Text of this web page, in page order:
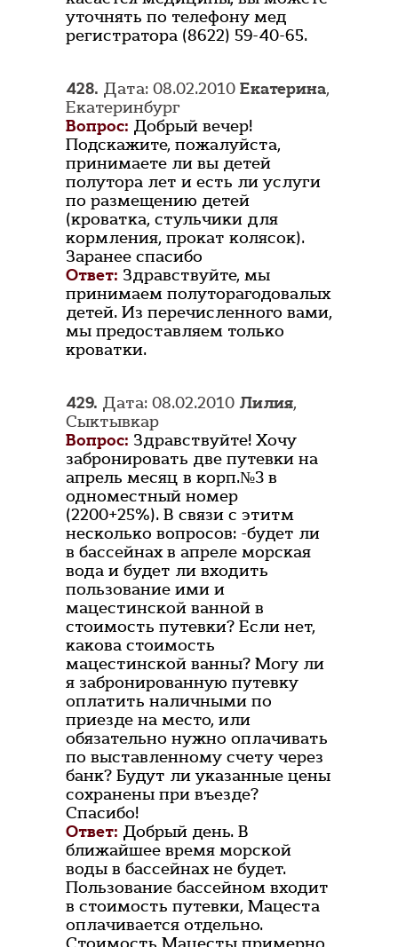
уточнять по телефону мед
регистратора (8622) 59-40-65.
428. Дата: 08.02.2010 Екатерина,
Екатеринбург
Вопрос: Добрый вечер!
Подскажите, пожалуйста,
принимаете ли вы детей
полутора лет и есть ли услуги
по размещению детей
(кроватка, стульчики для
кормления, прокат колясок).
Заранее спасибо
Ответ: Здравствуйте, мы
принимаем полуторагодовалых
детей. Из перечисленного вами,
мы предоставляем только
кроватки.
429. Дата: 08.02.2010 Лилия,
Сыктывкар
Вопрос: Здравствуйте! Хочу
забронировать две путевки на
апрель месяц в корп.№3 в
одноместный номер
(2200+25%). В связи с этитм
несколько вопросов: -будет ли
в бассейнах в апреле морская
вода и будет ли входить
пользование ими и
мацестинской ванной в
стоимость путевки? Если нет,
какова стоимость
мацестинской ванны? Могу ли
я забронированную путевку
оплатить наличными по
приезде на место, или
обязательно нужно оплачивать
по выставленному счету через
банк? Будут ли указанные цены
сохранены при въезде?
Спасибо!
Ответ: Добрый день. В
ближайшее время морской
воды в бассейнах не будет.
Пользование бассейном входит
в стоимость путевки, Мацеста
оплачивается отдельно.